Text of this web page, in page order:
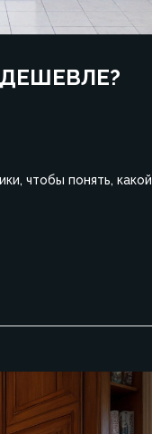
чтобы понять, какой